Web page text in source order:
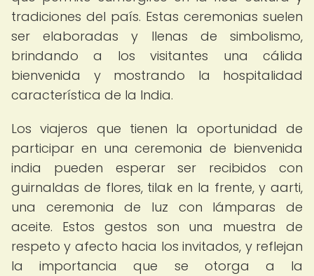
tradiciones del país. Estas ceremonias suelen
ser elaboradas y llenas de simbolismo,
brindando a los visitantes una cálida
bienvenida y mostrando la hospitalidad
característica de la India.
Los viajeros que tienen la oportunidad de
participar en una ceremonia de bienvenida
india pueden esperar ser recibidos con
guirnaldas de flores, tilak en la frente, y aarti,
una ceremonia de luz con lámparas de
aceite. Estos gestos son una muestra de
respeto y afecto hacia los invitados, y reflejan
la importancia que se otorga a la